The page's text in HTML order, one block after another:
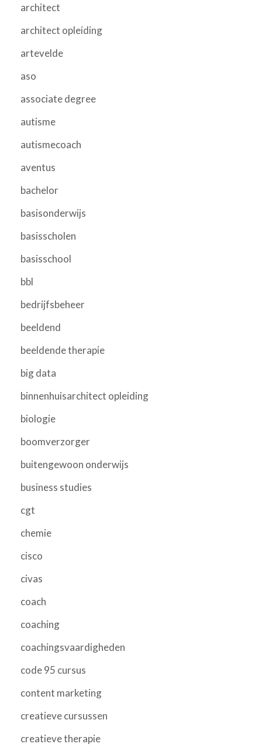
architect
architect opleiding
artevelde
aso
associate degree
autisme
autismecoach
aventus
bachelor
basisonderwijs
basisscholen
basisschool
bbl
bedrijfsbeheer
beeldend
beeldende therapie
big data
binnenhuisarchitect opleiding
biologie
boomverzorger
buitengewoon onderwijs
business studies
cgt
chemie
cisco
civas
coach
coaching
coachingsvaardigheden
code 95 cursus
content marketing
creatieve cursussen
creatieve therapie